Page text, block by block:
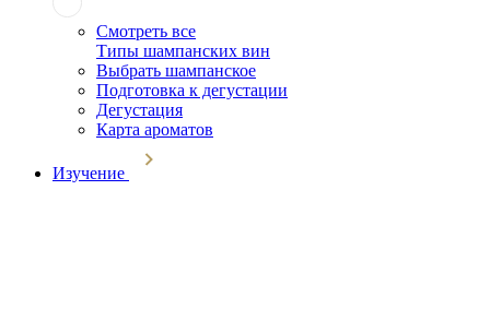
Смотреть все
Типы шампанских вин
Выбрать шампанское
Подготовка к дегустации
Дегустация
Карта ароматов
Изучение